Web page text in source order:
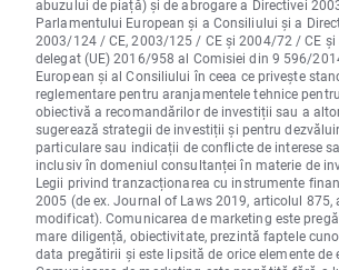
abuzului de piață) și de abrogare a Directivei
Parlamentului European și a Consiliului și a
2003/124 / CE, 2003/125 / CE și 2004/72 / CE și
delegat (UE) 2016/958 al Comisiei din 9 596/
European și al Consiliului în ceea ce privește
reglementare pentru aranjamentele tehnice
obiectivă a recomandărilor de investiții sau a
sugerează strategii de investiții și pentru
particulare sau indicații de conflicte de interese
inclusiv în domeniul consultanței în materie de
Legii privind tranzacționarea cu instrumente
2005 (de ex. Journal of Laws 2019, articolul
modificat). Comunicarea de marketing este
mare diligență, obiectivitate, prezintă faptele
data pregătirii și este lipsită de orice elemente de